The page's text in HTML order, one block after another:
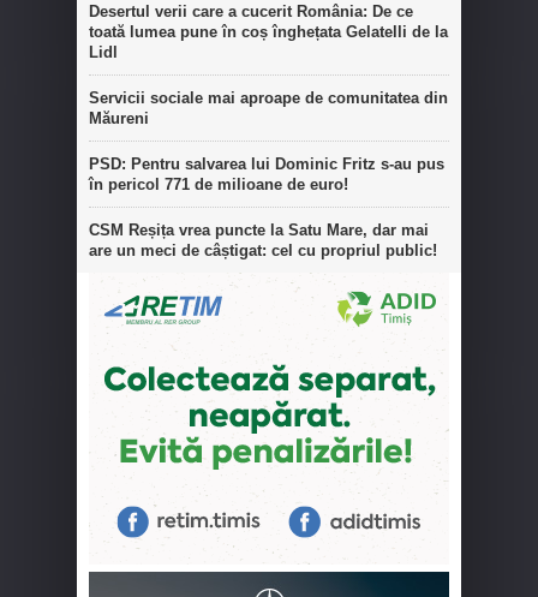
Desertul verii care a cucerit România: De ce
toată lumea pune în coș înghețata Gelatelli de la
Lidl
Servicii sociale mai aproape de comunitatea din
Măureni
PSD: Pentru salvarea lui Dominic Fritz s-au pus
în pericol 771 de milioane de euro!
CSM Reșița vrea puncte la Satu Mare, dar mai
are un meci de câștigat: cel cu propriul public!